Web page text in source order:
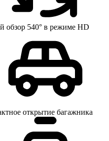
обзор 540° в режиме HD
открытие багажника